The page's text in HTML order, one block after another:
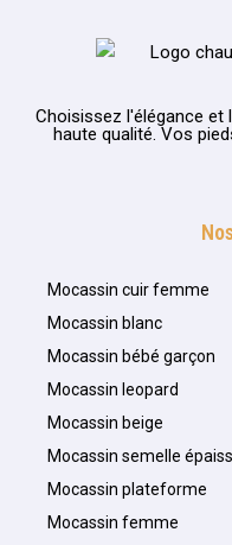
Choisissez l'élégance
haute qualité. Vos
Mocassin cuir femme
Mocassin blanc
Mocassin bébé garçon
Mocassin leopard
Mocassin beige
Mocassin semelle
Mocassin plateforme
Mocassin femme